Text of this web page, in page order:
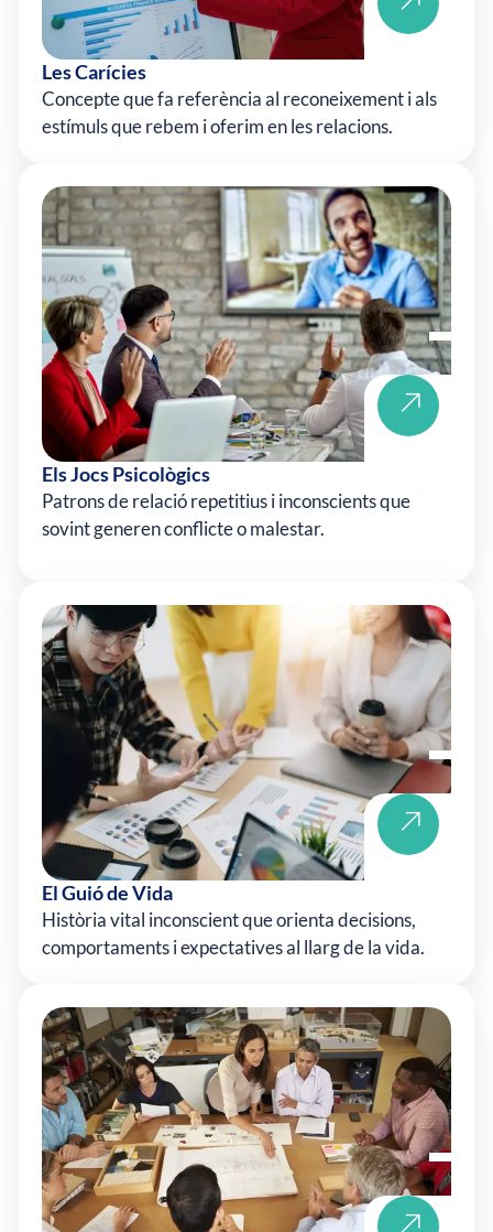
Les Carícies
Concepte que fa referència al reconeixement i als
estímuls que rebem i oferim en les relacions.
Els Jocs Psicològics
Patrons de relació repetitius i inconscients que
sovint generen conflicte o malestar.
El Guió de Vida
Història vital inconscient que orienta decisions,
comportaments i expectatives al llarg de la vida.